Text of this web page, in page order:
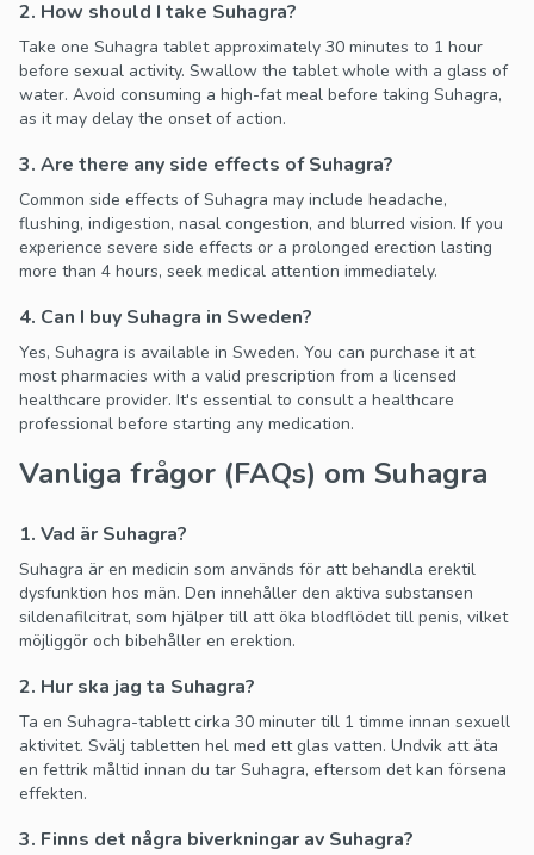
2. How should I take Suhagra?
Take one Suhagra tablet approximately 30 minutes to 1 hour
before sexual activity. Swallow the tablet whole with a glass of
water. Avoid consuming a high-fat meal before taking Suhagra,
as it may delay the onset of action.
3. Are there any side effects of Suhagra?
Common side effects of Suhagra may include headache,
flushing, indigestion, nasal congestion, and blurred vision. If you
experience severe side effects or a prolonged erection lasting
more than 4 hours, seek medical attention immediately.
4. Can I buy Suhagra in Sweden?
Yes, Suhagra is available in Sweden. You can purchase it at
most pharmacies with a valid prescription from a licensed
healthcare provider. It's essential to consult a healthcare
professional before starting any medication.
Vanliga frågor (FAQs) om Suhagra
1. Vad är Suhagra?
Suhagra är en medicin som används för att behandla erektil
dysfunktion hos män. Den innehåller den aktiva substansen
sildenafilcitrat, som hjälper till att öka blodflödet till penis, vilket
möjliggör och bibehåller en erektion.
2. Hur ska jag ta Suhagra?
Ta en Suhagra-tablett cirka 30 minuter till 1 timme innan sexuell
aktivitet. Svälj tabletten hel med ett glas vatten. Undvik att äta
en fettrik måltid innan du tar Suhagra, eftersom det kan försena
effekten.
3. Finns det några biverkningar av Suhagra?